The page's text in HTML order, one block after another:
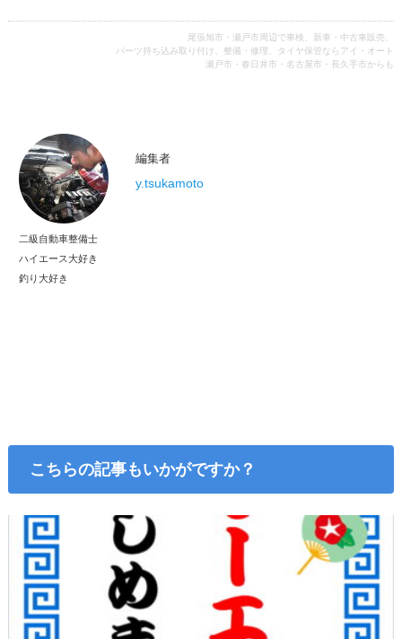
尾張旭市・瀬戸市周辺で車検、新車・中古車販売、
パーツ持ち込み取り付け、整備・修理、タイヤ保管ならアイ・オート
瀬戸市・春日井市・名古屋市・長久手市からも
編集者
y.tsukamoto
二級自動車整備士
ハイエース大好き
釣り大好き
こちらの記事もいかがですか？